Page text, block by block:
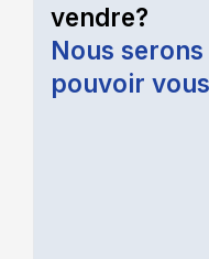
vendre?
Nous
pouvoir